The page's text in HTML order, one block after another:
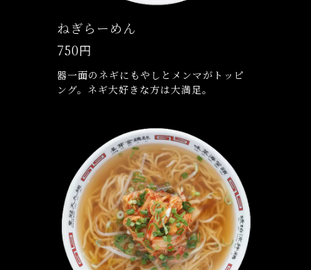
ねぎらーめん
750円
器一面のネギにもやしとメンマがトッピ
ング。ネギ大好きな方は大満足。